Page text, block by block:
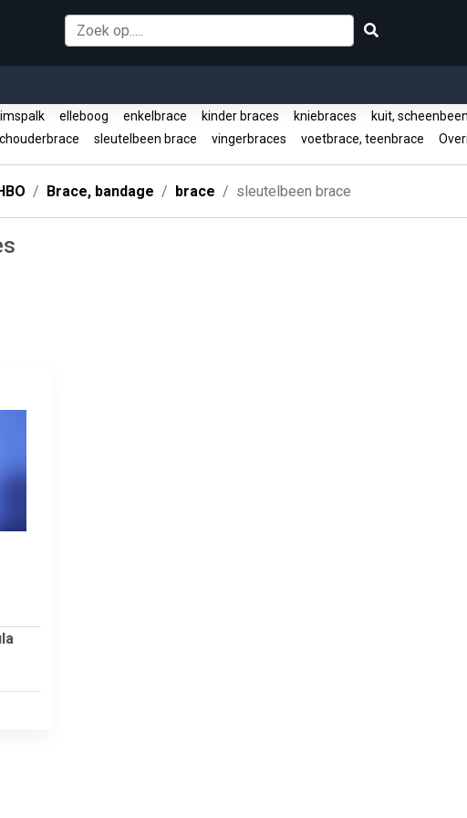
elleboog enkelbrace kinder braces kniebraces kuit,
sleutelbeen brace vingerbraces voetbrace, teenbrace
Brace, bandage brace sleutelbeen brace